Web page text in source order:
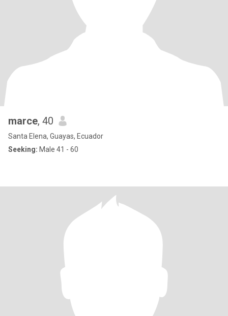
marce, 40
Santa Elena, Guayas, Ecuador
Seeking: Male 41 - 60